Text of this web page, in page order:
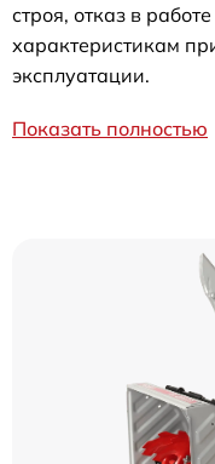
строя, отказ в
характеристикам
эксплуатации.
Показать полностью